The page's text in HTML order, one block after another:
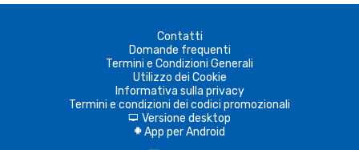
Contatti
Domande frequenti
Termini e Condizioni Generali
Utilizzo dei Cookie
Informativa sulla privacy
Termini e condizioni dei codici promozionali
d Versione desktop
A App per Android